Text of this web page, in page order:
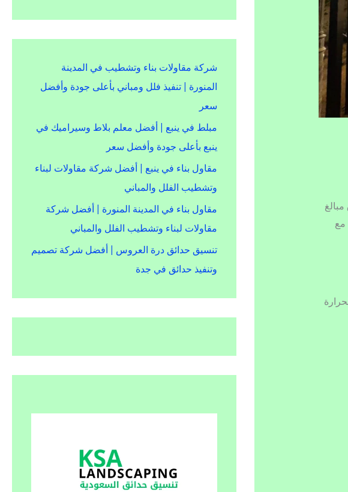
مع
شركة مقاولات بناء وتشطيب في المدينة
المنورة | تنفيذ فلل ومباني بأعلى جودة وأفضل
سعر
مبلط في ينبع | أفضل معلم بلاط وسيراميك في
ينبع بأعلى جودة وأفضل سعر
مقاول بناء في ينبع | أفضل شركة مقاولات لبناء
وتشطيب الفلل والمباني
مقاول بناء في المدينة المنورة | أفضل شركة
مقاولات لبناء وتشطيب الفلل والمباني
تنسيق حدائق درة العروس | أفضل شركة تصميم
وتنفيذ حدائق في جدة